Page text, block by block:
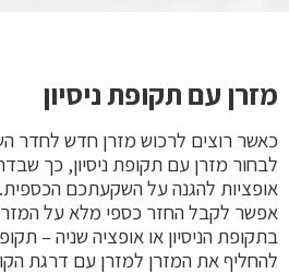
מזרן עם תקופת ניסיון
כאשר רוצים לרכוש מזרן חדש לחדר
לבחור מזרן עם תקופת ניסיון, כך
אופציות להגנה על השקעתכם הכספית.
אפשר לקבל החזר כספי מלא על
בתקופת הניסיון או אופציה שניה –
להחליף את המזרן למזרן עם דרגת